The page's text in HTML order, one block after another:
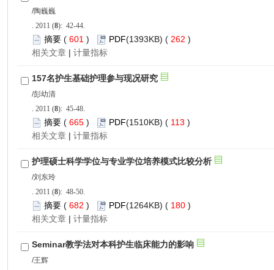
): 42-44.
601 ) 262 )
|
): 45-48.
665 ) 113 )
|
): 48-50.
682 ) 180 )
|